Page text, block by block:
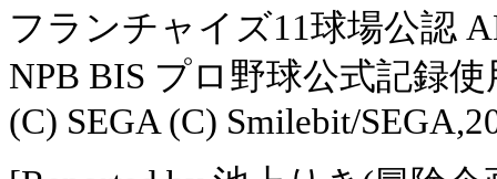
フランチャイズ11球場公認
NPB BIS プロ野球公式記録使
(C) SEGA (C) Smilebit/